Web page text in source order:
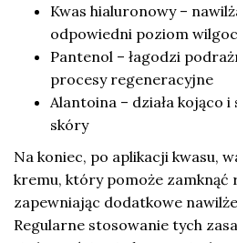
Kwas hialuronowy –
odpowiedni poziom
Pantenol – łagodzi
procesy regeneracyjne
Alantoina – działa kojąco
skóry
Na koniec, po aplikacji kwasu,
kremu, który pomoże zamknąć
zapewniając dodatkowe
Regularne stosowanie tych